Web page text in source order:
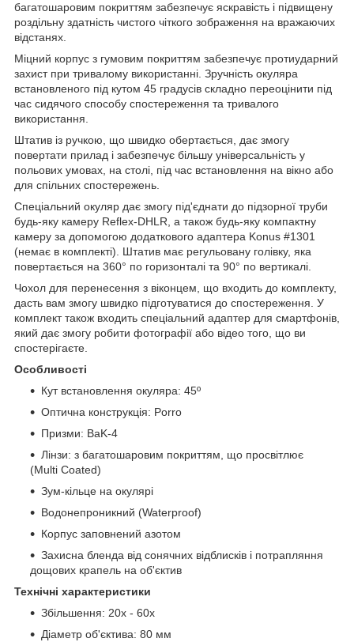
багатошаровим покриттям забезпечує яскравість і підвищену
роздільну здатність чистого чіткого зображення на вражаючих
відстанях.
Міцний корпус з гумовим покриттям забезпечує протиударний
захист при тривалому використанні. Зручність окуляра
встановленого під кутом 45 градусів складно переоцінити під
час сидячого способу спостереження та тривалого
використання.
Штатив із ручкою, що швидко обертається, дає змогу
повертати прилад і забезпечує більшу універсальність у
польових умовах, на столі, під час встановлення на вікно або
для спільних спостережень.
Спеціальний окуляр дає змогу під'єднати до підзорної труби
будь-яку камеру Reflex-DHLR, а також будь-яку компактну
камеру за допомогою додаткового адаптера Konus #1301
(немає в комплекті). Штатив має регульовану голівку, яка
повертається на 360° по горизонталі та 90° по вертикалі.
Чохол для перенесення з віконцем, що входить до комплекту,
дасть вам змогу швидко підготуватися до спостереження. У
комплект також входить спеціальний адаптер для смартфонів,
який дає змогу робити фотографії або відео того, що ви
спостерігаєте.
Особливості
Кут встановлення окуляра: 45º
Оптична конструкція: Porro
Призми: BaK-4
Лінзи: з багатошаровим покриттям, що просвітлює
(Multi Coated)
Зум-кільце на окулярі
Водонепроникний (Waterproof)
Корпус заповнений азотом
Захисна бленда від сонячних відблисків і потрапляння
дощових крапель на об'єктив
Технічні характеристики
Збільшення: 20х - 60x
Діаметр об'єктива: 80 мм